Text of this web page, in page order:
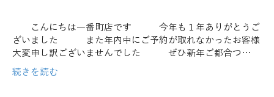
こんにちは一番町店です 今年も１年ありがとうご
ざいました また年内中にご予約が取れなかったお客様
大変申し訳ございませんでした ぜひ新年ご都合つ…
続きを読む